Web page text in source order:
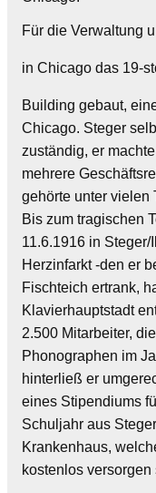
Für die Verwaltung
in Chicago das 19-
Building gebaut,
Chicago. Steger
zuständig, er
mehrere
gehörte unter vielen
Bis zum tragischen
11.6.1916 in
Herzinfarkt -den er
Fischteich ertrank,
Klavierhauptstadt
2.500 Mitarbeiter,
Phonographen im
hinterließ er
eines Stipendiums
Schuljahr aus
Krankenhaus,
kostenlos versorgen